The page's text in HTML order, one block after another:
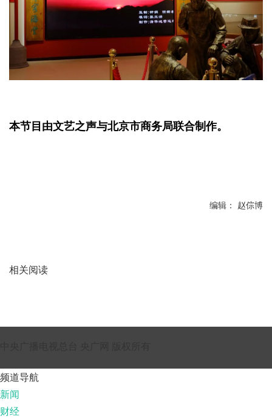
本节目由文艺之声与北京市商务局联合制作。
编辑： 赵倧博
相关阅读
频道导航
新闻
财经